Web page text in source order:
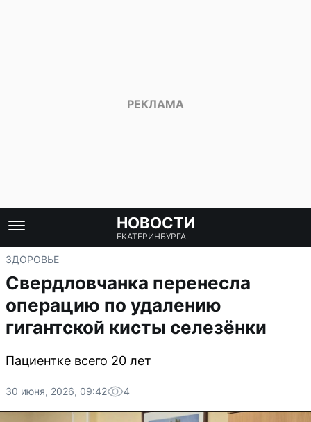
НОВОСТИ
ЕКАТЕРИНБУРГА
ЗДОРОВЬЕ
Свердловчанка перенесла
операцию по удалению
гигантской кисты селезёнки
Пациентке всего 20 лет
30 июня, 2026, 09:42 4